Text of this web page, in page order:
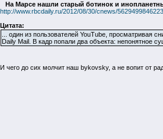
На Марсе нашли старый ботинок и
http://www.rbcdaily.ru/2012/08/30/cnews/
Цитата:
... один из пользователей YouTube, просматривая
Daily Mail. В кадр попали два объекта: непонятное
И чего до сих молчит наш bykovsky, а не вопит от